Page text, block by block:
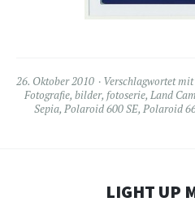
26. Oktober 2010 Verschlagwortet mit
Fotografie, bilder, fotoserie, Land
Sepia, Polaroid 600 SE, Polaroid
LIGHT UP